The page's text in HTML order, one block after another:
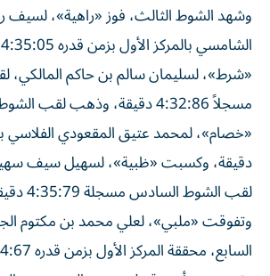
وشهد الشوط الثالث، فوز «راهية»،
«شرط»، لسليمان سالم بن حاكم المالكي،
مسجلاً 4:32:86 دقيقة، وذهب لقب
دقيقة، وكسبت «ظبية»، لسهيل سيف
لقب الشوط السادس مسجلة 4:35:79 دقيقة.
وتفوقت «ملبي»، لعلي محمد بن مكتوم